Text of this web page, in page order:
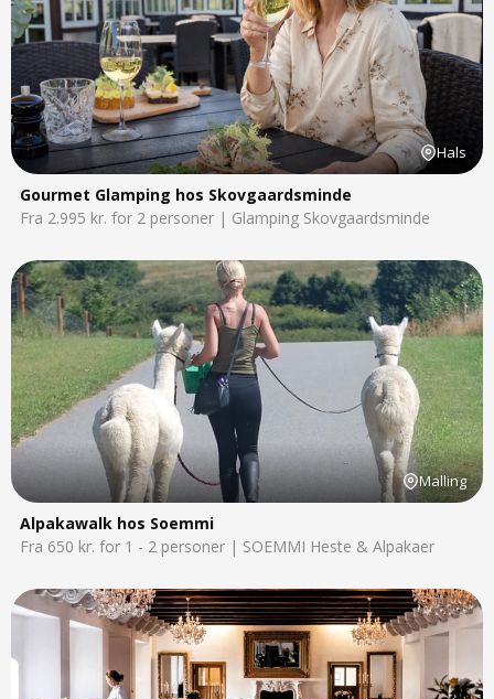
Hals
Gourmet Glamping hos Skovgaardsminde
Fra 2.995 kr. for 2 personer | Glamping Skovgaardsminde
Malling
Alpakawalk hos Soemmi
Fra 650 kr. for 1 - 2 personer | SOEMMI Heste & Alpakaer